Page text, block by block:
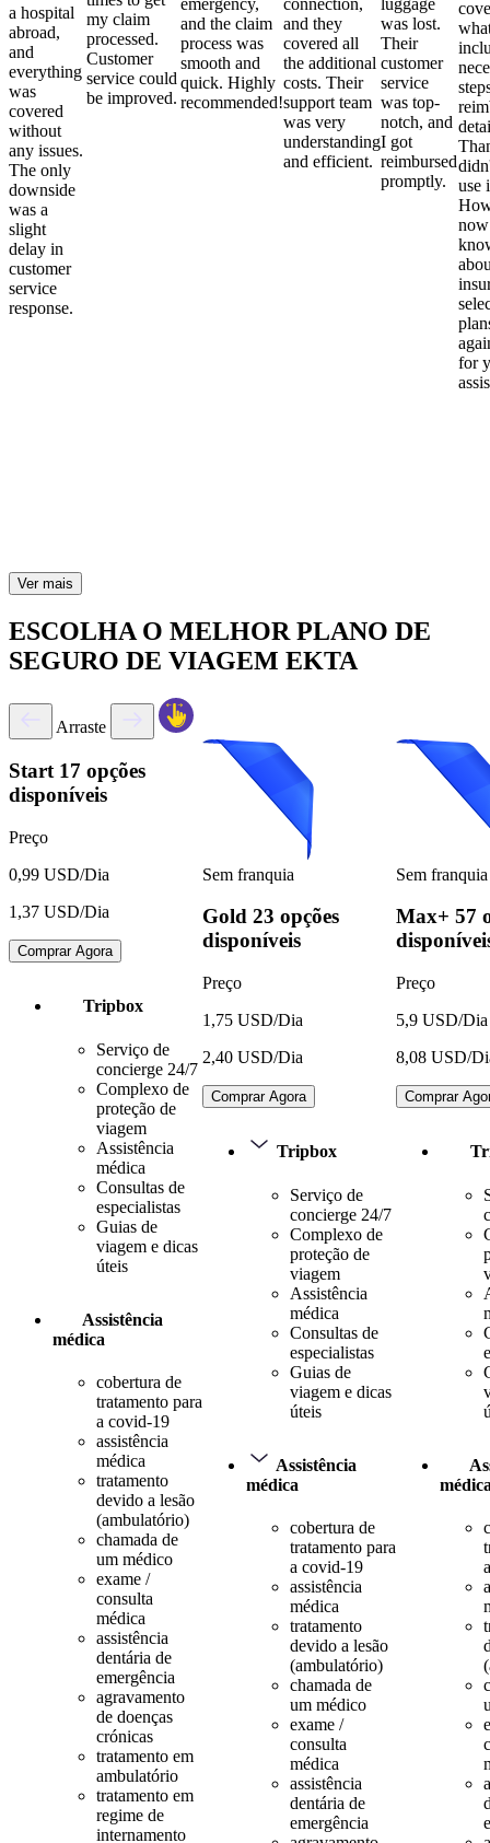
a hospital
abroad,
and
everything
was
covered
without
any issues.
The only
downside
was a
slight
delay in
customer
service
response.
my claim
processed.
Customer
service could
be improved.
and the claim
process was
smooth and
quick. Highly
recommended!
and they
covered all
the additional
costs. Their
support team
was very
understanding
and efficient.
was lost.
Their
customer
service
was top-
notch, and
I got
reimbursed
promptly.
use
for
Ver mais
ESCOLHA O MELHOR PLANO DE
SEGURO DE VIAGEM EKTA
Arraste
Start 17 opções
disponíveis
Preço
0,99 USD/Dia
1,37 USD/Dia
Comprar Agora
Tripbox
Serviço de
concierge 24/7
Complexo de
proteção de
viagem
Assistência
médica
Consultas de
especialistas
Guias de
viagem e dicas
úteis
Assistência
médica
cobertura de
tratamento para
a covid-19
assistência
médica
tratamento
devido a lesão
(ambulatório)
chamada de
um médico
exame /
consulta
médica
assistência
dentária de
emergência
agravamento
de doenças
crónicas
tratamento em
ambulatório
tratamento em
regime de
internamento
Sem franquia
Gold 23 opções
disponíveis
Preço
1,75 USD/Dia
2,40 USD/Dia
Comprar Agora
Tripbox
Serviço de
concierge 24/7
Complexo de
proteção de
viagem
Assistência
médica
Consultas de
especialistas
Guias de
viagem e dicas
úteis
Assistência
médica
cobertura de
tratamento para
a covid-19
assistência
médica
tratamento
devido a lesão
(ambulatório)
chamada de
um médico
exame /
consulta
médica
assistência
dentária de
emergência
Sem franquia
Max+ 57
Preço
5,9 USD/Dia
8,08 USD/
Comprar